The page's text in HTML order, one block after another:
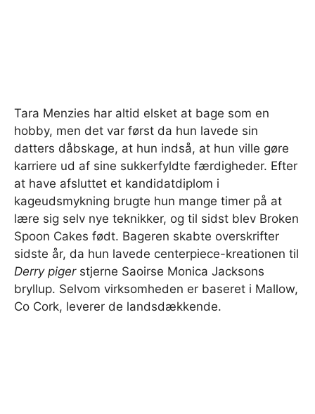
Tara Menzies har altid elsket at bage som en
hobby, men det var først da hun lavede sin
datters dåbskage, at hun indså, at hun ville gøre
karriere ud af sine sukkerfyldte færdigheder. Efter
at have afsluttet et kandidatdiplom i
kageudsmykning brugte hun mange timer på at
lære sig selv nye teknikker, og til sidst blev Broken
Spoon Cakes født. Bageren skabte overskrifter
sidste år, da hun lavede centerpiece-kreationen til
Derry pigerstjerne Saoirse Monica Jacksons
bryllup. Selvom virksomheden er baseret i Mallow,
Co Cork, leverer de landsdækkende.